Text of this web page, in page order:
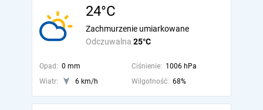
24°C
Odczuwalna 25°C
Zachmurzenie umiarkowane
Opad: 0 mm Ciśnienie: 1006 hPa
Wiatr:
6 km/h Wilgotność: 68%